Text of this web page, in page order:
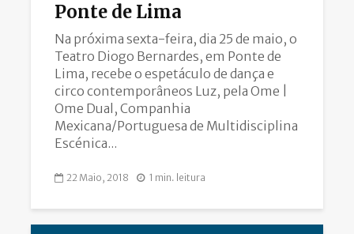
Ponte de Lima
Na próxima sexta-feira, dia 25 de maio, o
Teatro Diogo Bernardes, em Ponte de
Lima, recebe o espetáculo de dança e
circo contemporâneos Luz, pela Ome |
Ome Dual, Companhia
Mexicana/Portuguesa de Multidisciplina
Escénica...
22 Maio, 2018 1 min. leitura